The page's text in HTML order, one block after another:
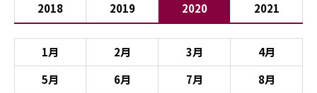
2018 2019 2020 2021
1月 2月 3月
4月
5月
6月 7月
8月